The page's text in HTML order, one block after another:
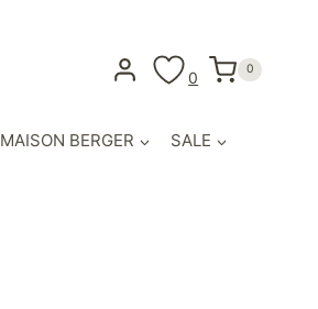
0 0
MAISON BERGER SALE